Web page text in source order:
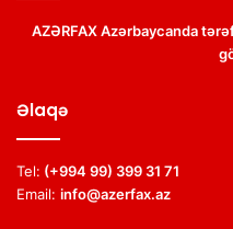
AZƏRFAX Azərbaycanda
Əlaqə
Tel: (+994 99) 399 31 71
Email: info@azerfax.az